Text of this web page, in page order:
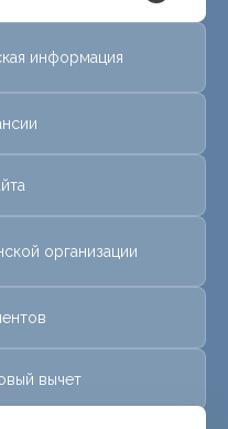
информация
организации
вычет